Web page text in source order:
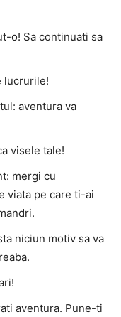
o! Sa continuati sa
lucrurile!
aventura va
visele tale!
mergi cu
viata pe care ti-ai
niciun motiv sa va
aventura. Pune-ti